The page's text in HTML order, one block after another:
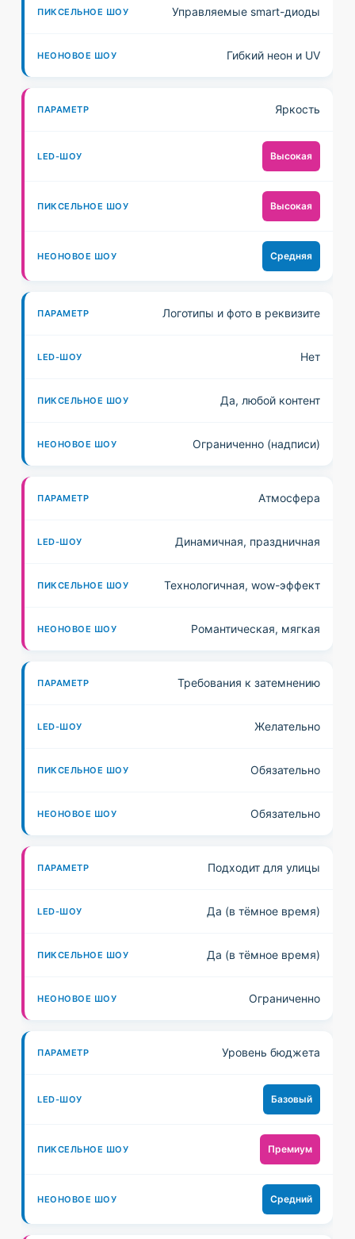
А
А
Р
E
О
Е
У
Управляемые smart-диоды
Гибкий неон и UV
Яркость
Высокая
Высокая
Средняя
Логотипы и фото в реквизите
Нет
Да, любой контент
Ограниченно (надписи)
Атмосфера
Динамичная, праздничная
Технологичная, wow-эффект
Романтическая, мягкая
Требования к затемнению
Желательно
Обязательно
Обязательно
Подходит для улицы
Да (в тёмное время)
Да (в тёмное время)
Ограниченно
Уровень бюджета
Базовый
Премиум
Средний